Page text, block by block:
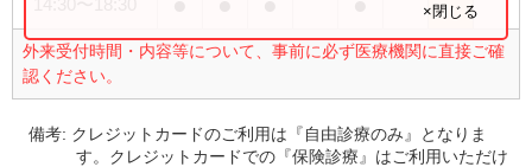
外来受付時間・内容等について、事前に必ず医療機関に直接ご確
認ください。
×閉じる
備考: クレジットカードのご利用は『自由診療のみ』となりま
す。クレジットカードでの『保険診療』はご利用いただけ